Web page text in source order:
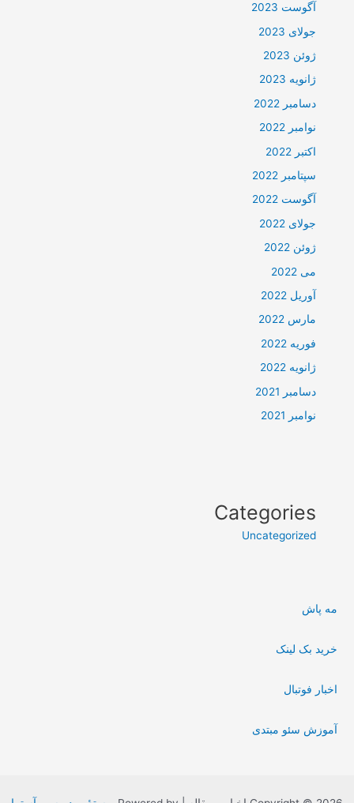
آگوست 2023
جولای 2023
ژوئن 2023
ژانویه 2023
دسامبر 2022
نوامبر 2022
اکتبر 2022
سپتامبر 2022
آگوست 2022
جولای 2022
ژوئن 2022
می 2022
آوریل 2022
مارس 2022
فوریه 2022
ژانویه 2022
دسامبر 2021
نوامبر 2021
Categories
Uncategorized
مه پاش
خرید بک لینک
اخبار فوتبال
آموزش سئو مبتدی